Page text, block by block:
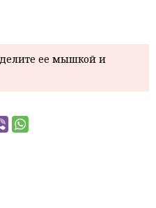
ее мышкой и